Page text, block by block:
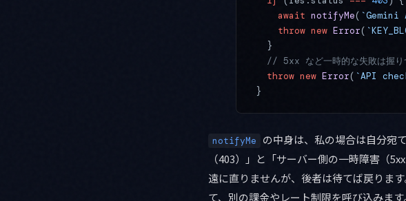
    await
notifyMe(
    throw
new Error(
  }
// 5xx など一時的な失敗は握り
  throw
new Error( `API
}
notifyMe
の中身は、私の場合は自分宛
（403）」と「サーバー側の一時障害（
遠に直りませんが、後者は待てば戻りま
て、別の課金やレート制限を呼び込みます